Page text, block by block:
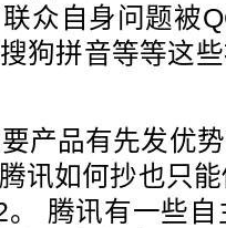
众自身问题被
狗拼音等等这
品有先发优势
讯如何抄也只
。 腾讯有一些